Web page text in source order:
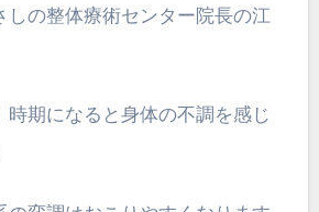
時期になると身体の不調を感じ